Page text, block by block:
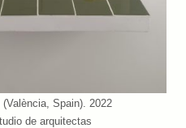
Spain). 2022
de arquitectas